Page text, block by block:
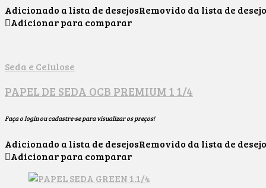
Adicionado a lista de desejosRemovido da lista de
Adicionar para comparar
Seda e Celulose
PAPEL DE SEDA OCB PREMIUM 1 1/4
Faça o login ou cadastre-se para visualizar os preços!
Adicionado a lista de desejosRemovido da lista de
Adicionar para comparar